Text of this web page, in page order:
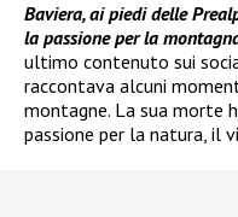
Baviera, ai piedi delle
la passione per la
ultimo contenuto sui
raccontava alcuni
montagne. La sua morte
passione per la natura, il